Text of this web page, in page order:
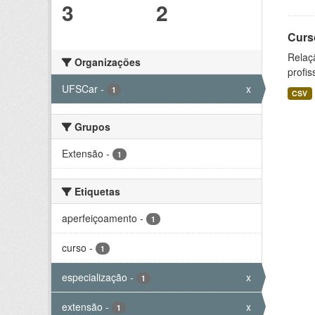
3 2
Organizações
UFSCar - 1 x
Grupos
Extensão - 1
Etiquetas
aperfeiçoamento - 1
curso - 1
especialização - 1 x
extensão - 1 x
CSV